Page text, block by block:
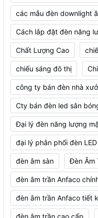
các mẫu đèn downlight
Cách lắp đặt đèn năng
Chất Lượng Cao
chiếu sáng đô thị
công ty bán đèn nhà
Cty bán đèn led sân
Đại lý đèn năng lượng
đại lý phân phối đèn
đèn âm sàn Đèn Âm
đèn âm trần Anfaco
đèn âm trần Anfaco tiết
đèn âm trần cao cấp